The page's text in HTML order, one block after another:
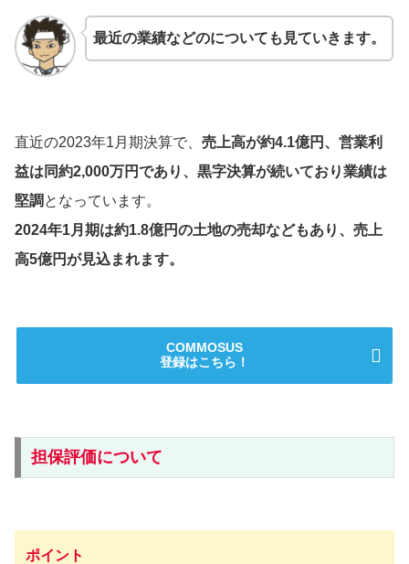
最近の業績などのについても見ていきます。
直近の2023年1月期決算で、 売上高が約4.1億円、営業利
益は同約2,000万円であり、黒字決算が続いており業績は
堅調 となっています。
2024年1月期は約1.8億円の土地の売却などもあり、売上
高5億円が見込まれます。
COMMOSUS
登録はこちら！
担保評価について
ポイント